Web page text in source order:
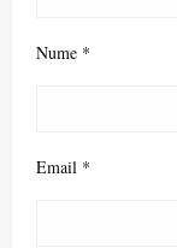
Nume *
Email *